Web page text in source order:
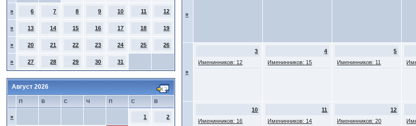
» 6 7 8 9 10 11 12
» 13 14 15 16 17 18 19
» 20 21 22 23 24 25 26
» 27 28 29 30 31
Август 2026
П В С Ч П С В
» 1 2
»
»
3
Именинников: 12
4
Именинников: 15
5
Именинников: 11
10
Именинников: 16
11
Именинников: 14
12
Именинников: 20